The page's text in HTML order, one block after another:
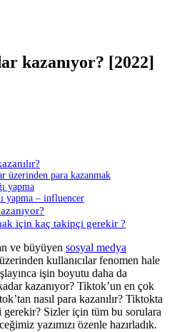
kazanıyor? [2022]
üzerinden para kazanmak
yapma
yapma – influencer
için kaç takipçi gerekir ?
ve büyüyen sosyal medya
kullanıcılar fenomen hale
işin boyutu daha da
kazanıyor? Tiktok’un en çok
nasıl para kazanılır? Tiktokta
Sizler için tüm bu sorulara
yazımızı özenle hazırladık.